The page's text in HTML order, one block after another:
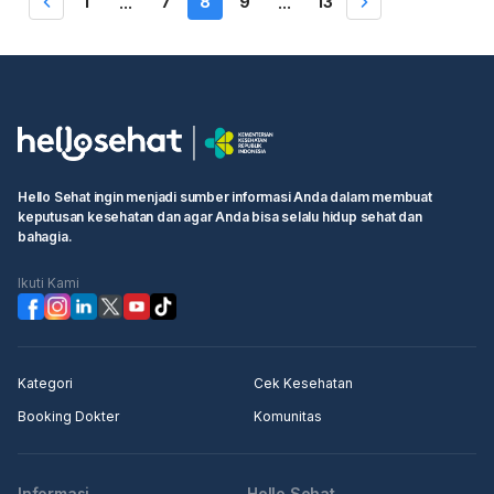
Hello Sehat ingin menjadi sumber informasi Anda dalam membuat
keputusan kesehatan dan agar Anda bisa selalu hidup sehat dan
bahagia.
Ikuti Kami
Kategori
Cek Kesehatan
Booking Dokter
Komunitas